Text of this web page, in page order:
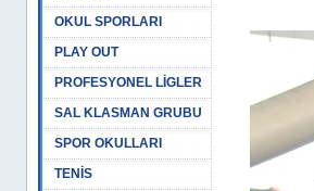
OKUL SPORLARI
PLAY OUT
PROFESYONEL LİGLER
SAL KLASMAN GRUBU
SPOR OKULLARI
TENİS